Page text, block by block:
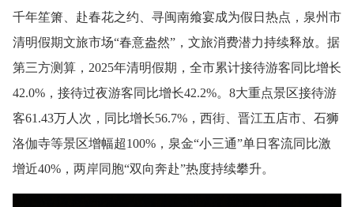
千年笙箫、赴春花之约、寻闽南飨宴成为假日热点，泉州市
清明假期文旅市场“春意盎然”，文旅消费潜力持续释放。据
第三方测算，2025年清明假期，全市累计接待游客同比增长
42.0%，接待过夜游客同比增长42.2%。8大重点景区接待游
客61.43万人次，同比增长56.7%，西街、晋江五店市、石狮
洛伽寺等景区增幅超100%，泉金“小三通”单日客流同比激
增近40%，两岸同胞“双向奔赴”热度持续攀升。